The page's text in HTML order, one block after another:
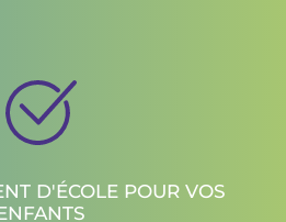
D'ÉCOLE POUR VOS